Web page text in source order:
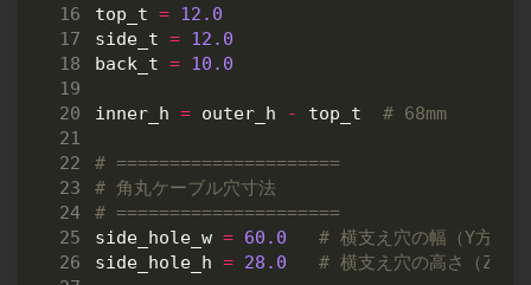
top_t = 12.0
side_t = 12.0
back_t = 10.0
inner_h = outer_h - top_t # 68mm
# =====================
# 角丸ケーブル穴寸法
# =====================
side_hole_w = 60.0
# 横支え穴の幅（Y方向）
side_hole_h = 28.0 # 横支え穴の高さ（Z方